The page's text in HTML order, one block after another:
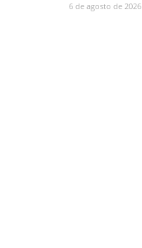
6 de agosto de 2026